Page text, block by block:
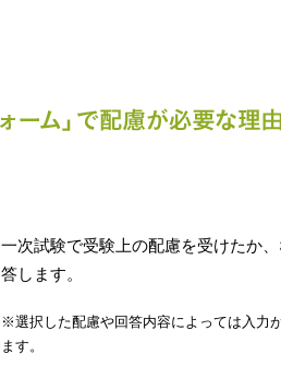
一次試験で受験上の配慮を受けたか
答します。
※選択した配慮や回答内容によっては入力
ます。